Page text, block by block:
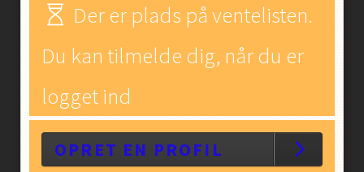
Der er plads på ventelisten.
Du kan tilmelde dig, når du er
logget ind
OPRET EN PROFIL